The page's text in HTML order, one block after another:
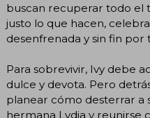
buscan recuperar todo el
justo lo que hacen,
desenfrenada y sin fin por
Para sobrevivir, Ivy debe
dulce y devota. Pero
planear cómo desterrar a
hermana Lydia y reunirse